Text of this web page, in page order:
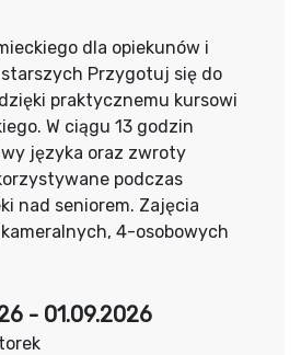
- 01.09.2026
dla opiekunów i
starszych Przygotuj się do
praktycznemu kursowi
W ciągu 13 godzin
języka oraz zwroty
podczas
nad seniorem. Zajęcia
4-osobowych